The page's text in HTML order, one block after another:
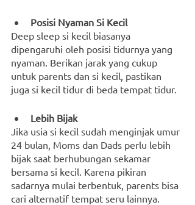
Posisi Nyaman Si Kecil
Deep sleep si kecil biasanya
dipengaruhi oleh posisi tidurnya yang
nyaman. Berikan jarak yang cukup
untuk parents dan si kecil, pastikan
juga si kecil tidur di beda tempat tidur.
Lebih Bijak
Jika usia si kecil sudah menginjak umur
24 bulan, Moms dan Dads perlu lebih
bijak saat berhubungan sekamar
bersama si kecil. Karena pikiran
sadarnya mulai terbentuk, parents bisa
cari alternatif tempat seru lainnya.